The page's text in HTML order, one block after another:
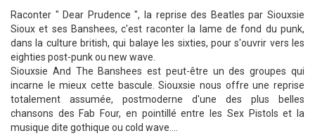
Raconter " Dear Prudence ", la reprise des Beatles par Siouxsie
Sioux et ses Banshees, c'est raconter la lame de fond du punk,
dans la culture british, qui balaye les sixties, pour s'ouvrir vers les
eighties post-punk ou new wave.
Siouxsie And The Banshees est peut-être un des groupes qui
incarne le mieux cette bascule. Siouxsie nous offre une reprise
totalement assumée, postmoderne d'une des plus belles
chansons des Fab Four, en pointillé entre les Sex Pistols et la
musique dite gothique ou cold wave....